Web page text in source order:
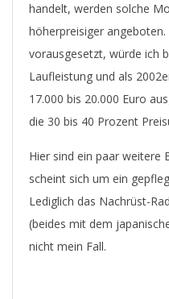
handelt, werden solche
höherpreisiger
vorausgesetzt, würde ich
Laufleistung und als
17.000 bis 20.000 Euro
die 30 bis 40 Prozent
Hier sind ein paar weitere
scheint sich um ein
Lediglich das Nachrüst-
(beides mit dem
nicht mein Fall.